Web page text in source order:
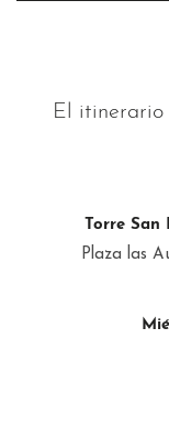
El itinerario
Torre
Plaza las